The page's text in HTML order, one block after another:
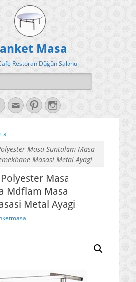
Masa
Restoran Düğün Salonu
Facebook
EmailPinterestInstagram
»
Masa Suntalam Masa
Masasi Metal Ayagi
Masa
Mdflam Masa
Metal Ayagi